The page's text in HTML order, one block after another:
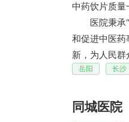
中药饮片质量
医院秉承“
和促进中医药
新，为人民群
岳阳 长沙
同城医院